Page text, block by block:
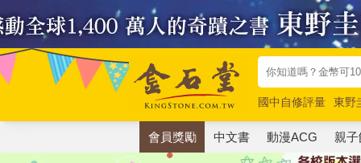
國中自修評量 東野
唯紅花綻放
奧德賽
會員獎勵 中文書 動漫ACG 親